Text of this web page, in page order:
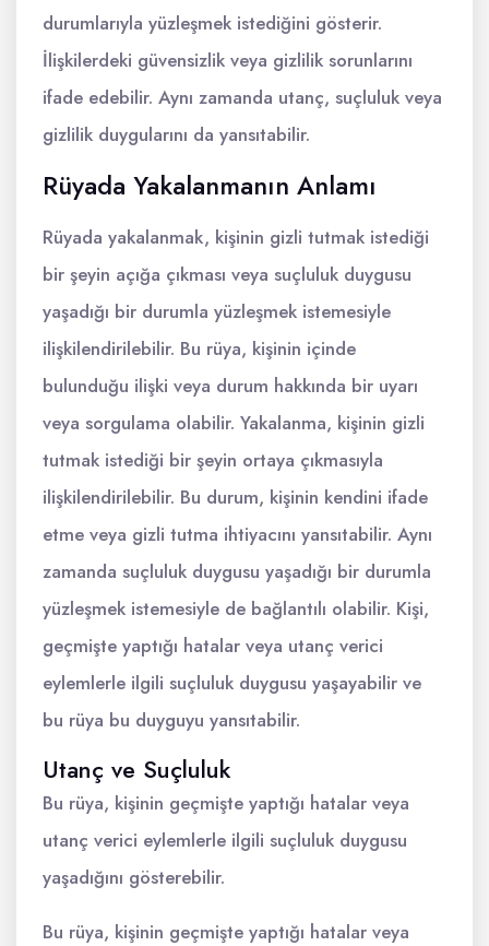
durumlarıyla yüzleşmek istediğini gösterir.
İlişkilerdeki güvensizlik veya gizlilik sorunlarını
ifade edebilir. Aynı zamanda utanç, suçluluk veya
gizlilik duygularını da yansıtabilir.
Rüyada Yakalanmanın Anlamı
Rüyada yakalanmak, kişinin gizli tutmak istediği
bir şeyin açığa çıkması veya suçluluk duygusu
yaşadığı bir durumla yüzleşmek istemesiyle
ilişkilendirilebilir. Bu rüya, kişinin içinde
bulunduğu ilişki veya durum hakkında bir uyarı
veya sorgulama olabilir. Yakalanma, kişinin gizli
tutmak istediği bir şeyin ortaya çıkmasıyla
ilişkilendirilebilir. Bu durum, kişinin kendini ifade
etme veya gizli tutma ihtiyacını yansıtabilir. Aynı
zamanda suçluluk duygusu yaşadığı bir durumla
yüzleşmek istemesiyle de bağlantılı olabilir. Kişi,
geçmişte yaptığı hatalar veya utanç verici
eylemlerle ilgili suçluluk duygusu yaşayabilir ve
bu rüya bu duyguyu yansıtabilir.
Utanç ve Suçluluk
Bu rüya, kişinin geçmişte yaptığı hatalar veya
utanç verici eylemlerle ilgili suçluluk duygusu
yaşadığını gösterebilir.
Bu rüya, kişinin geçmişte yaptığı hatalar veya